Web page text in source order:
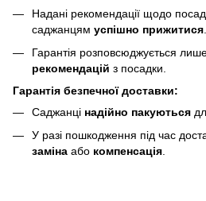
Надані рекомендації щодо
саджанцям успішно прижитися.
Гарантія розповсюджується
рекомендацій з посадки.
Гарантія безпечної доставки:
Саджанці надійно пакуються
У разі пошкодження під час
заміна або компенсація